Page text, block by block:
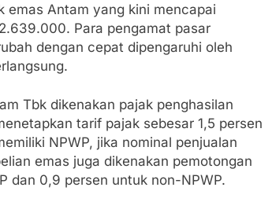
emas Antam yang kini mencapai
Para pengamat pasar
dengan cepat dipengaruhi oleh
Tbk dikenakan pajak penghasilan
tarif pajak sebesar 1,5 persen
NPWP, jika nominal penjualan
emas juga dikenakan pemotongan
dan 0,9 persen untuk non-NPWP.